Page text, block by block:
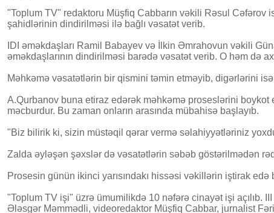
"Toplum TV" redaktoru Müşfiq Cabbarın vəkili Rəsul Cəfərov
şahidlərinin dindirilməsi ilə bağlı vəsatət verib.
IDI əməkdaşları Ramil Babayev və İlkin Əmrahovun vəkili
əməkdaşlarının dindirilməsi barədə vəsatət verib. O həm də
Məhkəmə vəsatətlərin bir qismini təmin etməyib, digərlərini isə
A.Qurbanov buna etiraz edərək məhkəmə proseslərini
məcburdur. Bu zaman onların arasında mübahisə başlayıb.
"Biz bilirik ki, sizin müstəqil qərar vermə səlahiyyətləriniz
Zalda əyləşən şəxslər də vəsatətlərin səbəb göstərilmədən
Prosesin günün ikinci yarısındakı hissəsi vəkillərin iştirak
"Toplum TV işi" üzrə ümumilikdə 10 nəfərə cinayət işi açılıb.
Ələsgər Məmmədli, videoredaktor Müşfiq Cabbar, jurnalist